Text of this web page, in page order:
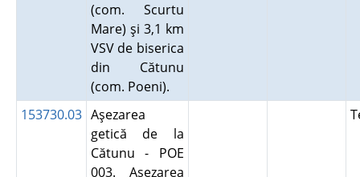
(com. Scurtu
Mare) şi 3,1 km
VSV de biserica
din Cătunu
(com. Poeni).
153730.03 Aşezarea
getică de la
Cătunu - POE
003. Aşezarea